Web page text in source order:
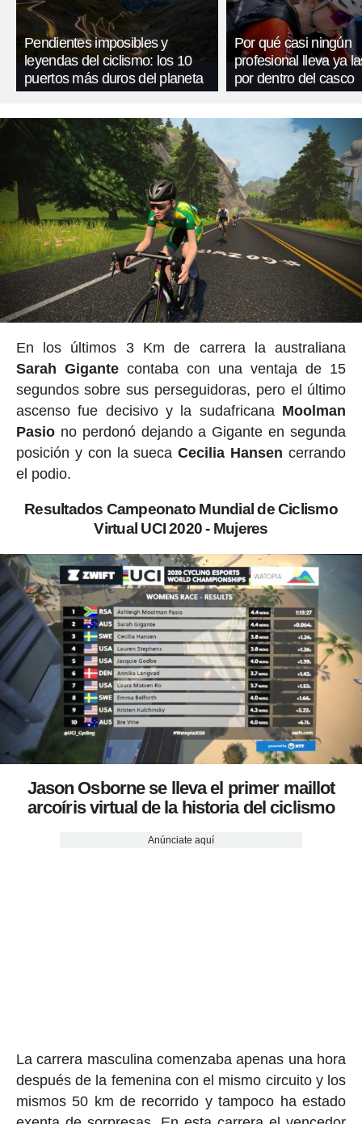
Pendientes imposibles y
leyendas del ciclismo: los 10
puertos más duros del planeta
Por qué casi ningún
profesional lleva ya
por dentro del casco
En los últimos 3 Km de carrera la australiana
Sarah Gigantecontaba con una ventaja de 15
segundos sobre sus perseguidoras, pero el último
ascenso fue decisivo y la sudafricana Moolman
Pasiono perdonó dejando a Gigante en segunda
posición y con la suecaCecilia Hansen cerrando
el podio.
Resultados Campeonato Mundial de Ciclismo
Virtual UCI 2020 - Mujeres
Jason Osborne se lleva el primer maillot
arcoíris virtual de la historia del ciclismo
Anúnciate aquí
La carrera masculina comenzaba apenas una hora
después de la femenina con el mismo circuito y los
mismos 50 km de recorrido y tampoco ha estado